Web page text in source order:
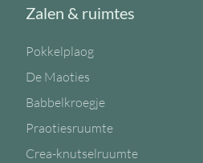
Zalen & ruimtes
Pokkelplaog
De Maoties
Babbelkroegje
Praotiesruumte
Crea-knutselruumte